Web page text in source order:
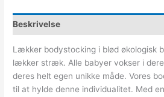
Beskrivelse
Lækker bodystocking i blød økologisk
lækker stræk. Alle babyer vokser i
deres helt egen unikke måde. Vores
til at hylde denne individualitet. Med